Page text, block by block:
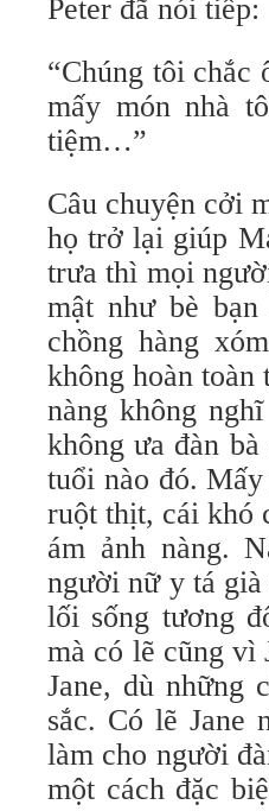
Peter đã nói tiếp:
“Chúng tôi chắc
mấy món nhà
tiệm…”
Câu chuyện cởi
họ trở lại giúp
trưa thì mọi
mật như bè
chồng hàng
không hoàn toàn
nàng không
không ưa đàn
tuổi nào đó.
ruột thịt, cái khó
ám ảnh nàng.
người nữ y tá
lối sống tương
mà có lẽ cũng vì
Jane, dù những
sắc. Có lẽ Jane
làm cho người
một cách đặc